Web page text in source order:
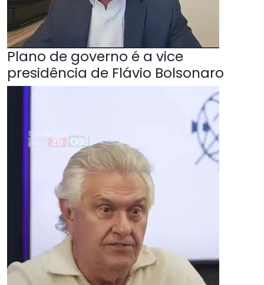
Plano de governo é a vice
presidência de Flávio Bolsonaro